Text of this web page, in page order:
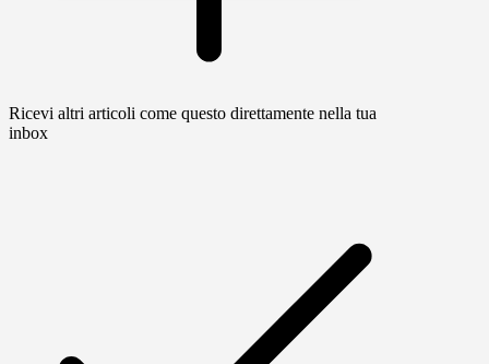
Ricevi altri articoli come questo direttamente nella tua
inbox